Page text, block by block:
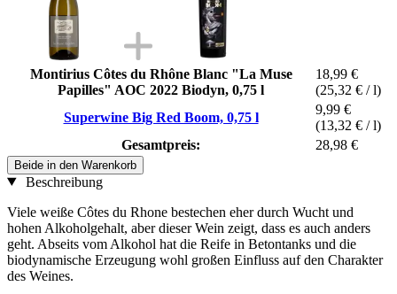
Montirius Côtes du Rhône Blanc "La Muse
Papilles" AOC 2022 Biodyn, 0,75 l
18,99 €
(25,32 € / l)
Superwine Big Red Boom, 0,75 l
9,99 €
(13,32 € / l)
Gesamtpreis:
28,98 €
Beide in den Warenkorb
Beschreibung
Viele weiße Côtes du Rhone bestechen eher durch Wucht und
hohen Alkoholgehalt, aber dieser Wein zeigt, dass es auch anders
geht. Abseits vom Alkohol hat die Reife in Betontanks und die
biodynamische Erzeugung wohl großen Einfluss auf den Charakter
des Weines.